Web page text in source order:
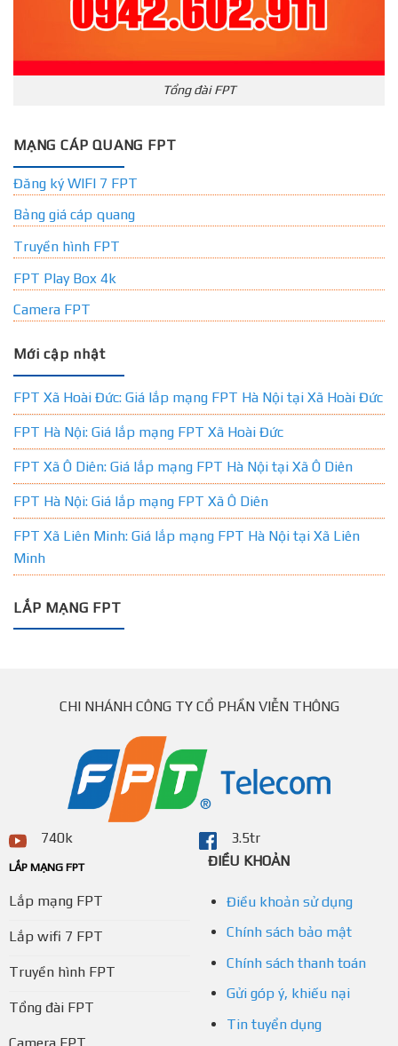
Tổng đài FPT
MẠNG CÁP QUANG FPT
Đăng ký WIFI 7 FPT
Bảng giá cáp quang
Truyền hình FPT
FPT Play Box 4k
Camera FPT
Mới cập nhật
FPT Xã Hoài Đức: Giá lắp mạng FPT Hà Nội tại Xã Hoài Đức
FPT Hà Nội: Giá lắp mạng FPT Xã Hoài Đức
FPT Xã Ô Diên: Giá lắp mạng FPT Hà Nội tại Xã Ô Diên
FPT Hà Nội: Giá lắp mạng FPT Xã Ô Diên
FPT Xã Liên Minh: Giá lắp mạng FPT Hà Nội tại Xã Liên
Minh
LẮP MẠNG FPT
CHI NHÁNH CÔNG TY CỔ PHẦN VIỄN THÔNG
740k 3.5tr
LẮP MẠNG FPT
Lắp mạng FPT
Lắp wifi 7 FPT
Truyền hình FPT
Tổng đài FPT
Camera FPT
ĐIỀU KHOẢN
Điều khoản sử dụng
Chính sách bảo mật
Chính sách thanh toán
Gửi góp ý, khiếu nại
Tin tuyển dụng